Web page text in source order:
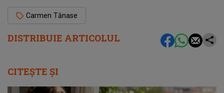
DISTRIBUIE ARTICOLUL
Carmen Tănase
CITEȘTE ȘI